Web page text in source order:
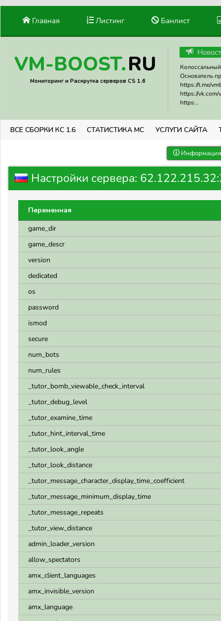
Главная Листинг Банлист
VM-BOOST.RU
Мониторинг и Раскрутка серверов CS 1.6
Основатель
https://t.me/
https://vk.com/
https:..
ВСЕ СБОРКИ КС 1.6 СТАТИСТИКА МС УСЛУГИ САЙТА
Настройки сервера:
Переменная
game_dir
game_descr
version
dedicated
os
password
ismod
secure
num_bots
num_rules
_tutor_bomb_viewable_check_interval
_tutor_debug_level
_tutor_examine_time
_tutor_hint_interval_time
_tutor_look_angle
_tutor_look_distance
_tutor_message_character_display_time_coefficient
_tutor_message_minimum_display_time
_tutor_message_repeats
_tutor_view_distance
admin_loader_version
allow_spectators
amx_client_languages
amx_invisible_version
amx_language